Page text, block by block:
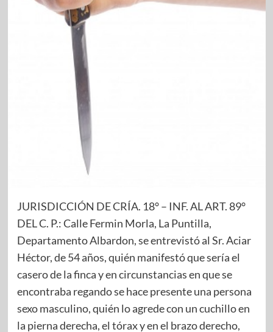
JURISDICCIÓN DE CRÍA. 18° – INF. AL ART. 89°
DEL C. P.: Calle Fermin Morla, La Puntilla,
Departamento Albardon, se entrevistó al Sr. Aciar
Héctor, de 54 años, quién manifestó que sería el
casero de la finca y en circunstancias en que se
encontraba regando se hace presente una persona
sexo masculino, quién lo agrede con un cuchillo en
la pierna derecha, el tórax y en el brazo derecho,